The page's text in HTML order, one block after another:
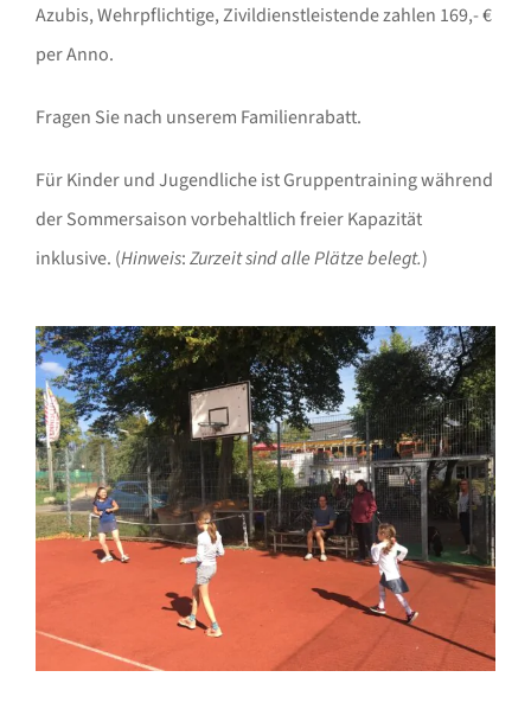
Azubis, Wehrpflichtige, Zivildienstleistende zahlen 169,- €
per Anno.
Fragen Sie nach unserem Familienrabatt.
Für Kinder und Jugendliche ist Gruppentraining während
der Sommersaison vorbehaltlich freier Kapazität
inklusive. (Hinweis:Zurzeit sind alle Plätze belegt.)